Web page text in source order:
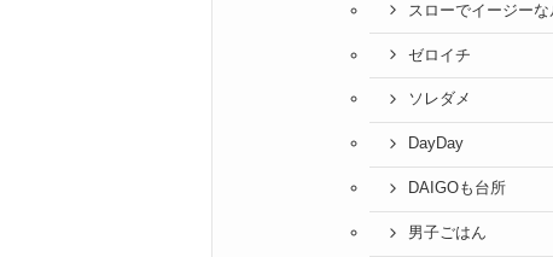
スローでイージー
ゼロイチ
ソレダメ
DayDay
DAIGOも台所
男子ごはん